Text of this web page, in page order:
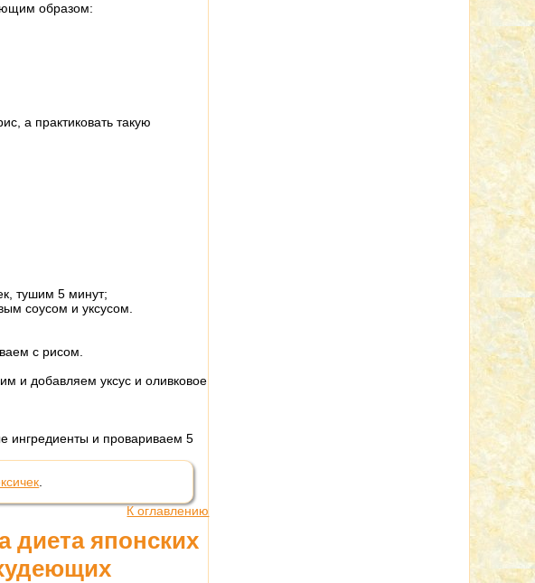
образом:
а практиковать такую
тушим 5 минут;
соусом и уксусом.
с рисом.
и добавляем уксус и оливковое
ингредиенты и провариваем 5
К оглавлению
диета японских